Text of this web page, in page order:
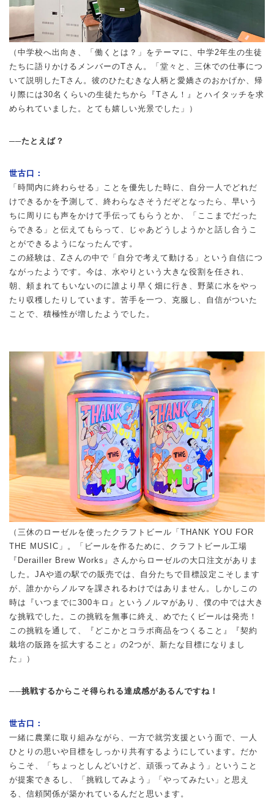
（中学校へ出向き、「働くとは？」をテーマに、中学2年生の生徒
たちに語りかけるメンバーのTさん。「堂々と、三休での仕事につ
いて説明したTさん。彼のひたむきな人柄と愛嬌さのおかげか、帰
り際には30名くらいの生徒たちから『Tさん！』とハイタッチを求
められていました。とても嬉しい光景でした」）
──たとえば？
世古口：
「時間内に終わらせる」ことを優先した時に、自分一人でどれだ
けできるかを予測して、終わらなさそうだぞとなったら、早いう
ちに周りにも声をかけて手伝ってもらうとか、「ここまでだった
らできる」と伝えてもらって、じゃあどうしようかと話し合うこ
とができるようになったんです。
この経験は、Zさんの中で「自分で考えて動ける」という自信につ
ながったようです。今は、水やりという大きな役割を任され、
朝、頼まれてもいないのに誰より早く畑に行き、野菜に水をやっ
たり収穫したりしています。苦手を一つ、克服し、自信がついた
ことで、積極性が増したようでした。
（三休のローゼルを使ったクラフトビール「THANK YOU FOR
THE MUSIC」。「ビールを作るために、クラフトビール工場
『Derailler Brew Works』さんからローゼルの大口注文がありま
した。JAや道の駅での販売では、自分たちで目標設定こそします
が、誰かからノルマを課されるわけではありません。しかしこの
時は『いつまでに300キロ』というノルマがあり、僕の中では大き
な挑戦でした。この挑戦を無事に終え、めでたくビールは発売！
この挑戦を通して、『どこかとコラボ商品をつくること』『契約
栽培の販路を拡大すること』の2つが、新たな目標になりまし
た」）
──挑戦するからこそ得られる達成感があるんですね！
世古口：
一緒に農業に取り組みながら、一方で就労支援という面で、一人
ひとりの思いや目標をしっかり共有するようにしています。だか
らこそ、「ちょっとしんどいけど、頑張ってみよう」ということ
が提案できるし、「挑戦してみよう」「やってみたい」と思え
る、信頼関係が築かれているんだと思います。